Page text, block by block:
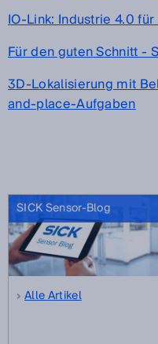
IO-Link: Industrie 4.0
Für den guten Schnitt -
3D-Lokalisierung mit
and-place-Aufgaben
SICK Sensor-Blog
Alle Artikel